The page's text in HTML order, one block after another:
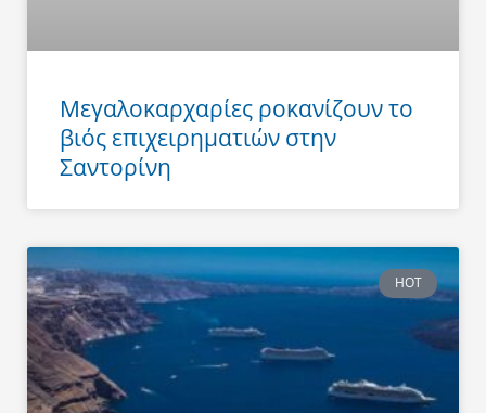
Μεγαλοκαρχαρίες ροκανίζουν το
βιός επιχειρηματιών στην
Σαντορίνη
HOT